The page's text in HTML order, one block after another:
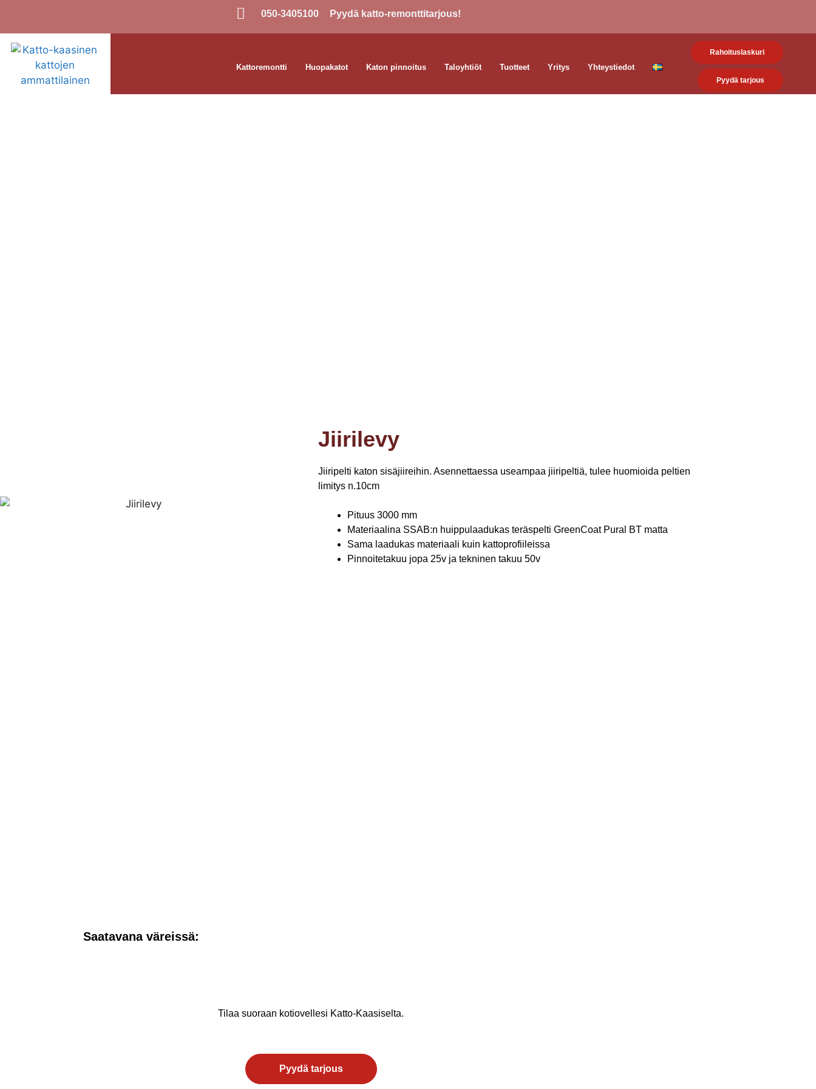
050-3405100 Pyydä katto-remonttitarjous!
Kattoremontti Huopakatot Katon pinnoitus Taloyhtiöt Tuotteet Yritys Yhteystiedot
Rahoituslaskuri
Pyydä tarjous
Jiirilevy
Jiiripelti katon sisäjiireihin. Asennettaessa useampaa jiiripeltiä, tulee huomioida peltien
limitys n.10cm
Pituus 3000 mm
Materiaalina SSAB:n huippulaadukas teräspelti GreenCoat Pural BT matta
Sama laadukas materiaali kuin kattoprofiileissa
Pinnoitetakuu jopa 25v ja tekninen takuu 50v
Saatavana väreissä:
Tilaa suoraan kotiovellesi Katto-Kaasiselta.
Pyydä tarjous